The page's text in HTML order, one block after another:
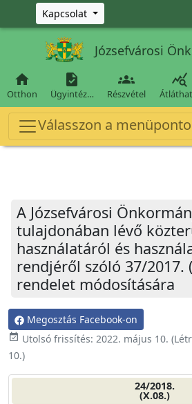
Ugrás a fő tartalomra
Kapcsolat
Józsefvárosi

Otthon

Ügyintéz…

Részvétel

Válasszon a
A Józsefvárosi
tulajdonában lévő
használatáról és
rendjéről szóló 37/2017.
rendelet módosítására
Megosztás Facebook-on
event_available Utolsó frissítés: 2022. május 10.
10.)
24/2018.
(X.08.)